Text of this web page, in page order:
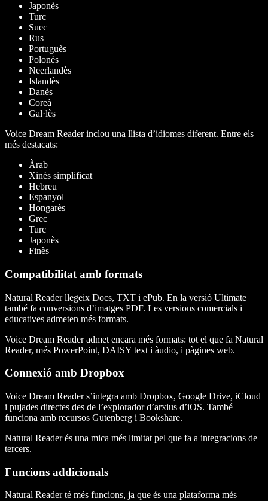
Japonès
Turc
Suec
Rus
Portuguès
Polonès
Neerlandès
Islandès
Danès
Coreà
Gal·lès
Voice Dream Reader inclou una llista d’idiomes diferent. Entre els
més destacats:
Àrab
Xinès simplificat
Hebreu
Espanyol
Hongarès
Grec
Turc
Japonès
Finès
Compatibilitat amb formats
Natural Reader llegeix Docs, TXT i ePub. En la versió Ultimate
també fa conversions d’imatges PDF. Les versions comercials i
educatives admeten més formats.
Voice Dream Reader admet encara més formats: tot el que fa Natural
Reader, més PowerPoint, DAISY text i àudio, i pàgines web.
Connexió amb Dropbox
Voice Dream Reader s’integra amb Dropbox, Google Drive, iCloud
i pujades directes des de l’explorador d’arxius d’iOS. També
funciona amb recursos Gutenberg i Bookshare.
Natural Reader és una mica més limitat pel que fa a integracions de
tercers.
Funcions addicionals
Natural Reader té més funcions, ja que és una plataforma més